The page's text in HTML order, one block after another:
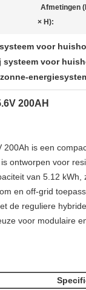
Afmetingen
× H):
voor
systeem voor
200AH
is een
ontworpen voor
van 5.12 kWh,
en off-grid
de reguliere
voor modulaire